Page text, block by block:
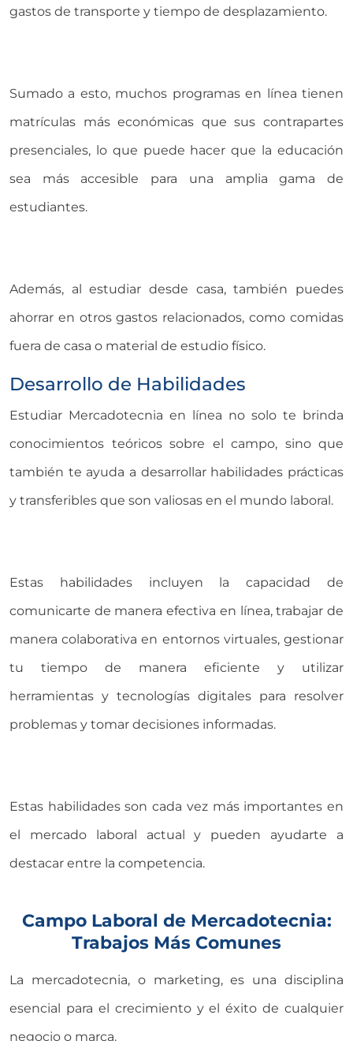
gastos de transporte y tiempo de desplazamiento.
Sumado a esto, muchos programas en línea tienen
matrículas más económicas que sus contrapartes
presenciales, lo que puede hacer que la educación
sea más accesible para una amplia gama de
estudiantes.
Además, al estudiar desde casa, también puedes
ahorrar en otros gastos relacionados, como comidas
fuera de casa o material de estudio físico.
Desarrollo de Habilidades
Estudiar Mercadotecnia en línea no solo te brinda
conocimientos teóricos sobre el campo, sino que
también te ayuda a desarrollar habilidades prácticas
y transferibles que son valiosas en el mundo laboral.
Estas habilidades incluyen la capacidad de
comunicarte de manera efectiva en línea, trabajar de
manera colaborativa en entornos virtuales, gestionar
tu tiempo de manera eficiente y utilizar
herramientas y tecnologías digitales para resolver
problemas y tomar decisiones informadas.
Estas habilidades son cada vez más importantes en
el mercado laboral actual y pueden ayudarte a
destacar entre la competencia.
Campo Laboral de Mercadotecnia:
Trabajos Más Comunes
La mercadotecnia, o marketing, es una disciplina
esencial para el crecimiento y el éxito de cualquier
negocio o marca.